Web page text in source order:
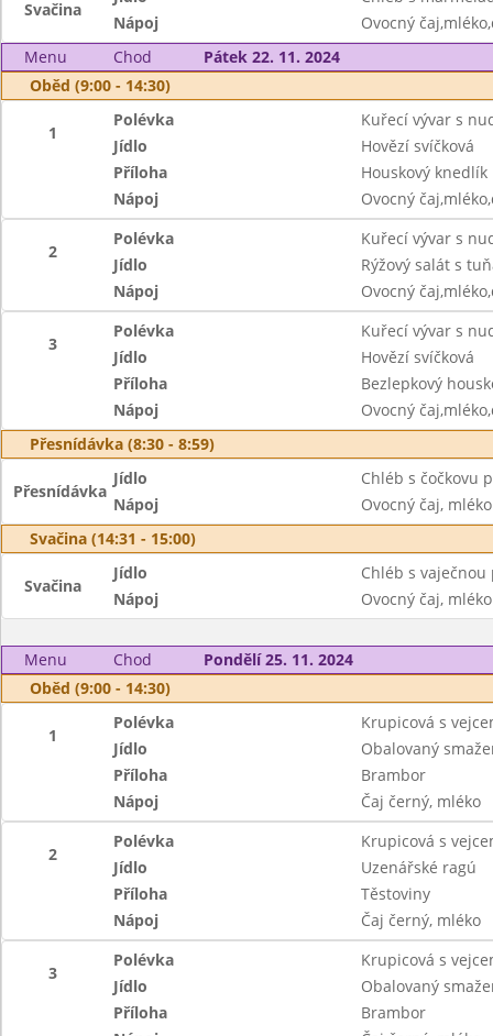
Svačina
Nápoj
Ovocný
Menu
Chod
Pátek 22. 11. 2024
Oběd (9:00 - 14:30)
1
Polévka
Kuřecí vývar s
Jídlo
Hovězí svíčková
Příloha
Houskový knedlík
Nápoj
Ovocný
2
Polévka
Kuřecí vývar s
Jídlo
Rýžový salát s
Nápoj
Ovocný
3
Polévka
Kuřecí vývar s
Jídlo
Hovězí svíčková
Příloha
Bezlepkový
Nápoj
Ovocný
Přesnídávka (8:30 - 8:59)
Přesnídávka
Jídlo
Chléb s čočkovu
Nápoj
Ovocný čaj, mléko
Svačina (14:31 - 15:00)
Svačina
Jídlo
Chléb s
Nápoj
Ovocný čaj, mléko
Menu Chod
Pondělí 25. 11. 2024
Oběd (9:00 - 14:30)
1
Polévka
Krupicová s
Jídlo
Obalovaný
Příloha
Brambor
Nápoj
Čaj černý, mléko
2
Polévka
Krupicová s
Jídlo
Uzenářské ragú
Příloha
Těstoviny
Nápoj
Čaj černý, mléko
3
Polévka
Krupicová s
Jídlo
Obalovaný
Příloha
Brambor